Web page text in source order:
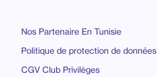
Nos Partenaire En Tunisie
Politique de protection de données
CGV Club Privilèges